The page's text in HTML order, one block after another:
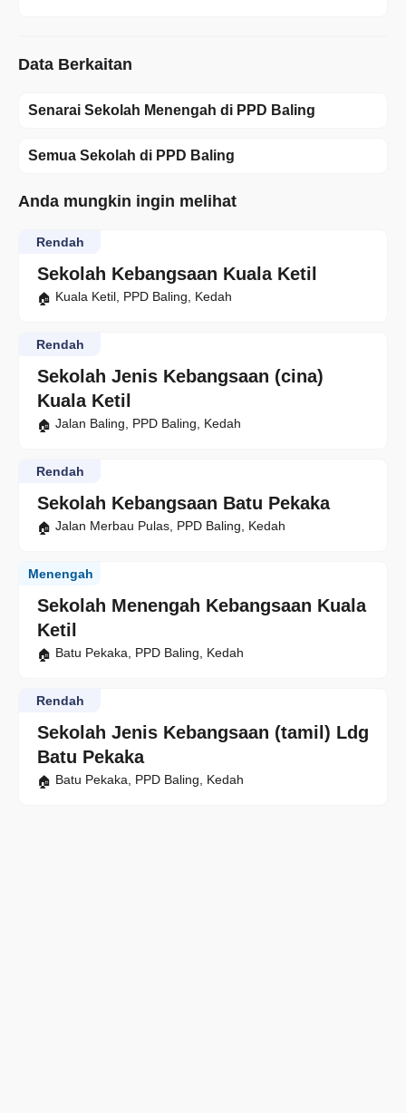
Data Berkaitan
Senarai Sekolah Menengah di PPD Baling
Semua Sekolah di PPD Baling
Anda mungkin ingin melihat
Sekolah Kebangsaan Kuala Ketil
Rendah
Kuala Ketil, PPD Baling, Kedah
Sekolah Jenis Kebangsaan (cina)
Kuala Ketil
Rendah
Jalan Baling, PPD Baling, Kedah
Sekolah Kebangsaan Batu Pekaka
Rendah
Jalan Merbau Pulas, PPD Baling, Kedah
Sekolah Menengah Kebangsaan Kuala
Ketil
Menengah
Batu Pekaka, PPD Baling, Kedah
Sekolah Jenis Kebangsaan (tamil) Ldg
Batu Pekaka
Rendah
Batu Pekaka, PPD Baling, Kedah